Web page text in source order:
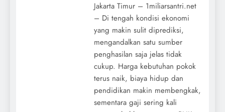
Jakarta Timur – 1miliarsantri.net
– Di tengah kondisi ekonomi
yang makin sulit diprediksi,
mengandalkan satu sumber
penghasilan saja jelas tidak
cukup. Harga kebutuhan pokok
terus naik, biaya hidup dan
pendidikan makin membengkak,
sementara gaji sering kali